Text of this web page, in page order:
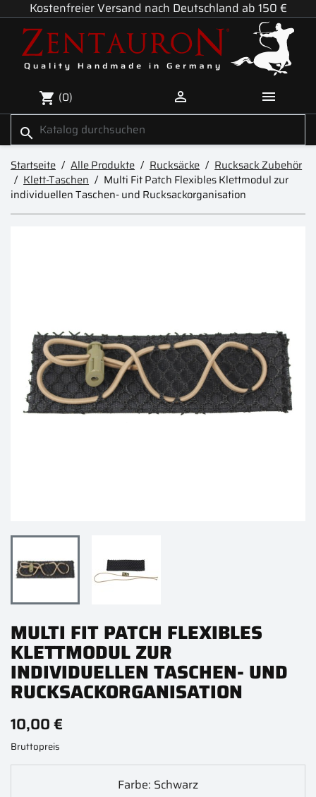
Kostenfreier Versand nach Deutschland ab 150 €
shopping_cart (0)  
search
Startseite Alle Produkte Rucksäcke
Rucksack Zubehör
Klett-Taschen
Multi Fit Patch Flexibles Klettmodul zur
individuellen Taschen- und Rucksackorganisation
MULTI FIT PATCH FLEXIBLES
KLETTMODUL ZUR
INDIVIDUELLEN TASCHEN- UND
RUCKSACKORGANISATION
10,00 €
Bruttopreis
Farbe: Schwarz